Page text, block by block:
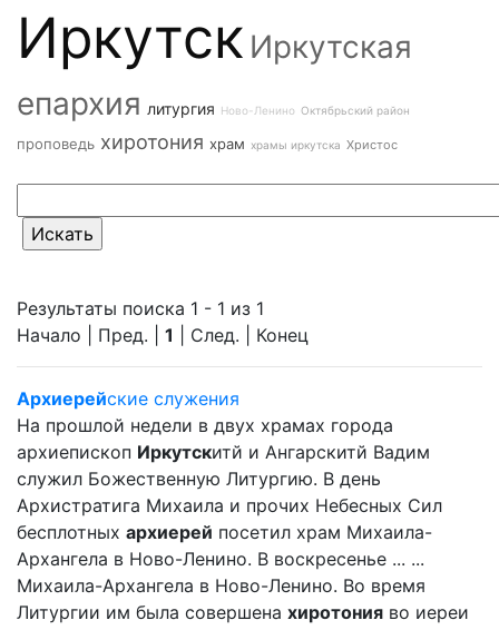
Иркутск Иркутская
епархия литургия Ново-Ленино Октябрьский район
проповедь хиротония храм храмы иркутска Христос
Результаты поиска 1 - 1 из 1
Начало | Пред. | 1 | След. | Конец
Архиерейские служения
На прошлой недели в двух храмах города
архиепископ Иркутскитй и Ангарскитй Вадим
служил Божественную Литургию. В день
Архистратига Михаила и прочих Небесных Сил
бесплотных архиерей посетил храм Михаила-
Архангела в Ново-Ленино. В воскресенье ... ...
Михаила-Архангела в Ново-Ленино. Во время
Литургии им была совершена хиротония во иереи